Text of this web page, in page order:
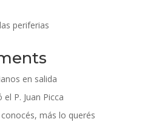
periferias
en salida
el P. Juan Picca
más lo querés